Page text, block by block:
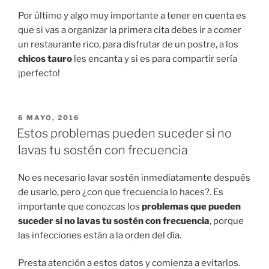
Por último y algo muy importante a tener en cuenta es
que si vas a organizar la primera cita debes ir a comer
un restaurante rico, para disfrutar de un postre, a los
chicos tauro les encanta y si es para compartir sería
¡perfecto!
PUBLICADO
EN
6 MAYO, 2016
Estos problemas pueden suceder si no
lavas tu sostén con frecuencia
No es necesario lavar sostén inmediatamente después
de usarlo, pero ¿con que frecuencia lo haces?. Es
importante que conozcas los problemas que pueden
suceder si no lavas tu sostén con frecuencia, porque
las infecciones están a la orden del día.
Presta atención a estos datos y comienza a evitarlos.